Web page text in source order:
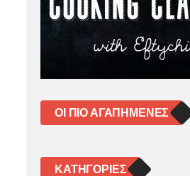
ΟΙ ΠΙΟ ΑΓΑΠΗΜΈΝΕΣ
KΑΤΗΓΟΡΊΕΣ